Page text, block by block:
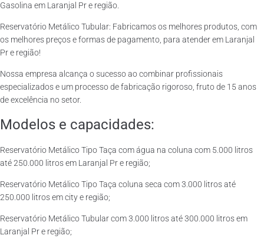
Gasolina em Laranjal Pr e região.
Reservatório Metálico Tubular: Fabricamos os melhores produtos, com
os melhores preços e formas de pagamento, para atender em Laranjal
Pr e região!
Nossa empresa alcança o sucesso ao combinar profissionais
especializados e um processo de fabricação rigoroso, fruto de 15 anos
de excelência no setor.
Modelos e capacidades:
Reservatório Metálico Tipo Taça com água na coluna com 5.000 litros
até 250.000 litros em Laranjal Pr e região;
Reservatório Metálico Tipo Taça coluna seca com 3.000 litros até
250.000 litros em city e região;
Reservatório Metálico Tubular com 3.000 litros até 300.000 litros em
Laranjal Pr e região;